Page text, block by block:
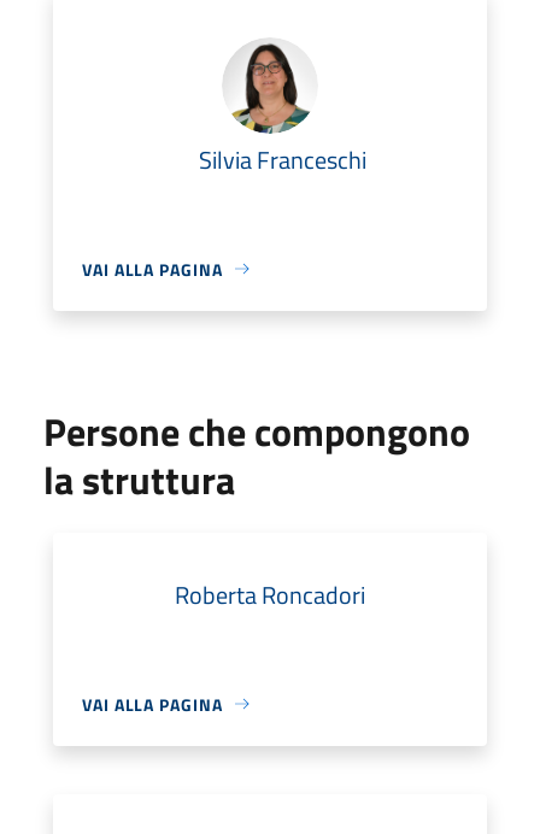
Silvia Franceschi
VAI ALLA PAGINA
Persone che compongono
la struttura
Roberta Roncadori
VAI ALLA PAGINA